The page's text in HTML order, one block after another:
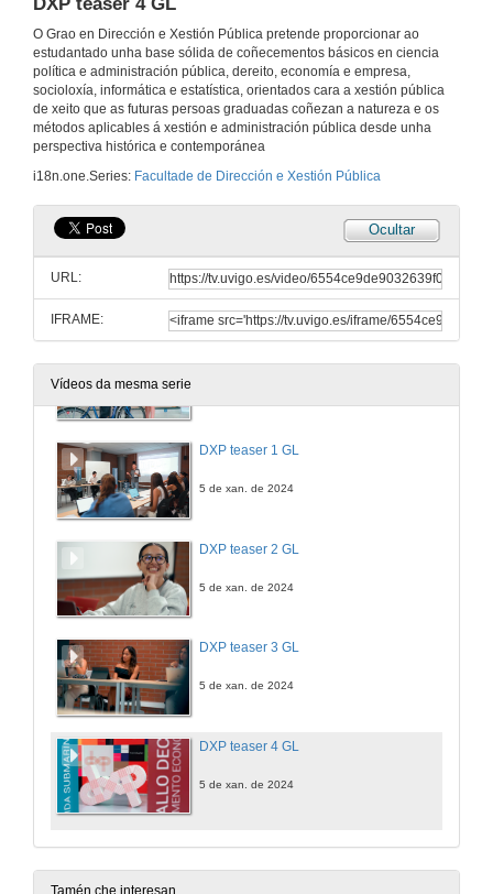
O Grao en Dirección e Xestión Pública pretende proporcionar ao
estudantado unha base sólida de coñecementos básicos en ciencia
política e administración pública, dereito, economía e empresa,
socioloxía, informática e estatística, orientados cara a xestión pública
de xeito que as futuras persoas graduadas coñezan a natureza e os
métodos aplicables á xestión e administración pública desde unha
perspectiva histórica e contemporánea
i18n.one.Series: Facultade de Dirección e Xestión Pública
Ocultar
URL:
IFRAME:
Vídeos da mesma serie
Facultade de Dirección e Xestión Pública
Spot
5 de xan. de 2024
Facultad de Dirección y Gestión Pública
Spot
Publireportaxe
5 de xan. de 2024
DXP teaser 1 GL
5 de xan. de 2024
DXP teaser 2 GL
5 de xan. de 2024
DXP teaser 3 GL
5 de xan. de 2024
DXP teaser 4 GL
5 de xan. de 2024